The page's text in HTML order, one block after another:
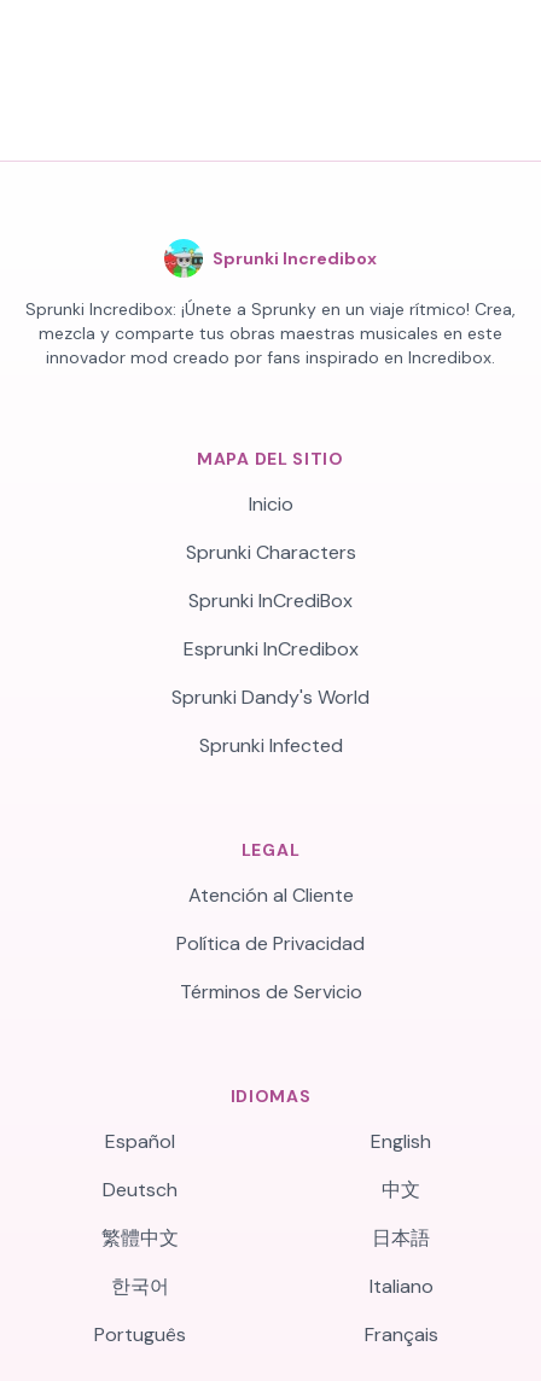
Sprunki Incredibox
Sprunki Incredibox: ¡Únete a Sprunky en un viaje rítmico! Crea,
mezcla y comparte tus obras maestras musicales en este
innovador mod creado por fans inspirado en Incredibox.
MAPA DEL SITIO
Inicio
Sprunki Characters
Sprunki InCrediBox
Esprunki InCredibox
Sprunki Dandy's World
Sprunki Infected
LEGAL
Atención al Cliente
Política de Privacidad
Términos de Servicio
IDIOMAS
Español
English
Deutsch
中文
繁體中文
日本語
한국어
Italiano
Português
Français